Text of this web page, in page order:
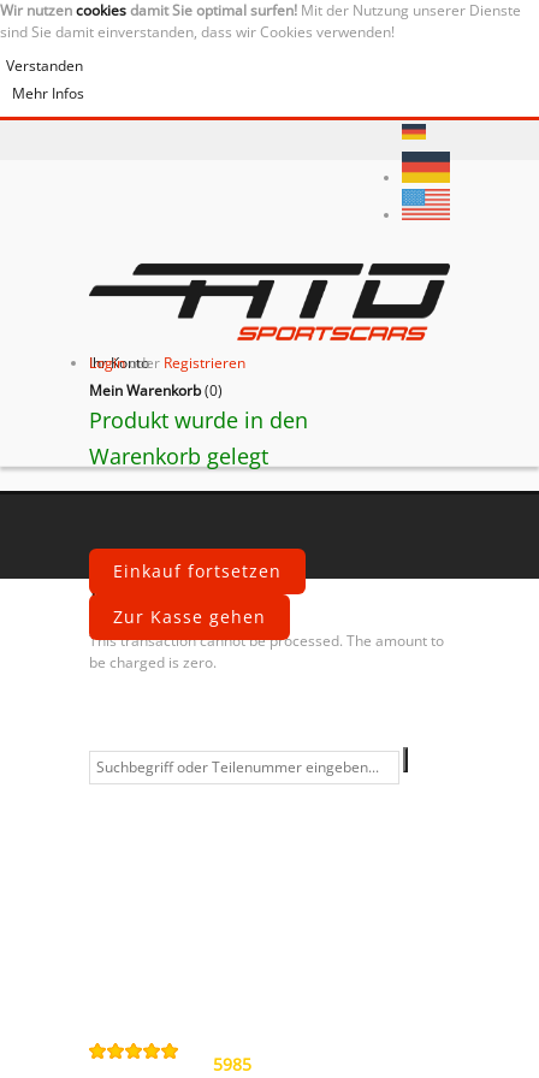
Wir nutzencookiesdamit Sie optimal surfen! Mit der Nutzung unserer Dienste
sind Sie damit einverstanden, dass wir Cookies verwenden!
Verstanden
Mehr Infos
Ihr Konto
Loginoder Registrieren
Mein Warenkorb(0)
Produkt wurde in den
Warenkorb gelegt
Einkauf fortsetzen
Zur Kasse gehen
Fehler
This transaction cannot be processed. The amount to
be charged is zero.
Kontakt
Allgemeine
/5
5985